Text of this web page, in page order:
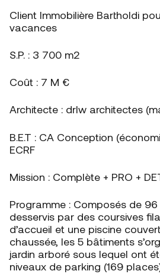
Client Immobilière Bartholdi
vacances
S.P. : 3 700 m2
Coût : 7 M €
Architecte : drlw architectes
B.E.T : CA Conception
ECRF
Mission : Complète + PRO +
Programme : Composés de
desservis par des coursives
d’accueil et une piscine
chaussée, les 5 bâtiments
jardin arboré sous lequel ont
niveaux de parking (169